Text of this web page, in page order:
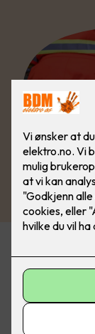
Økende
Det er et
stadig flere
bedriftseiere
næringskontroll